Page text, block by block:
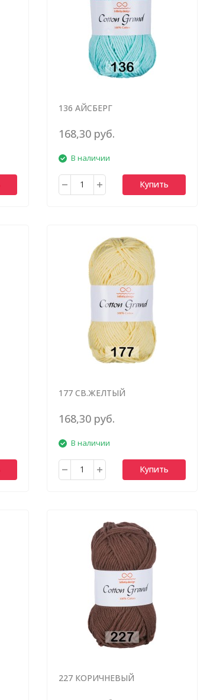
136 АЙСБЕРГ
168,30 руб.
В наличии
Купить
177 СВ.ЖЕЛТЫЙ
168,30 руб.
В наличии
Купить
227 КОРИЧНЕВЫЙ